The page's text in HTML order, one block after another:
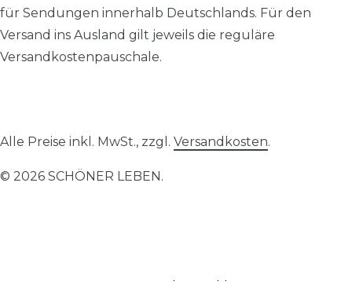
für Sendungen innerhalb Deutschlands. Für den
Versand ins Ausland gilt jeweils die reguläre
Versandkostenpauschale.
Alle Preise inkl. MwSt., zzgl. Versandkosten.
© 2026 SCHÖNER LEBEN.